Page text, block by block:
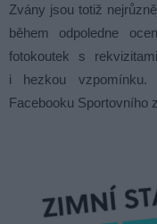
Zvány jsou totiž
během odpoledne
fotokoutek s
i hezkou vzpomínku.
Facebooku Sportovního